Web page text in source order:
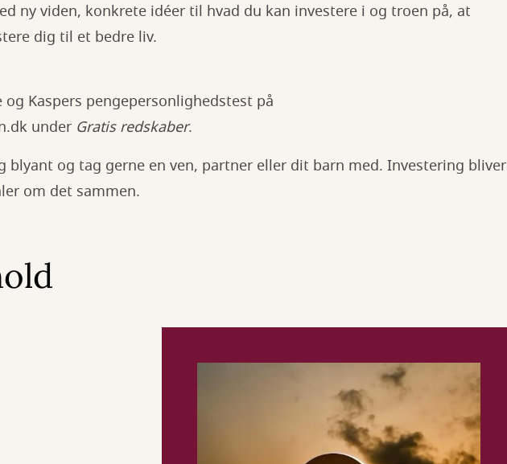
ny viden, konkrete idéer til hvad du kan investere i og troen på, at
dig til et bedre liv.
og Kaspers pengepersonlighedstest på
under Gratis redskaber.
blyant og tag gerne en ven, partner eller dit barn med. Investering bliver
om det sammen.